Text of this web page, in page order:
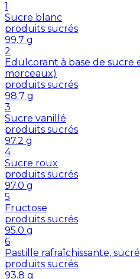
1
Sucre blanc
produits sucrés
99.7 g
2
Edulcorant à base de sucre
morceaux)
produits sucrés
98.7 g
3
Sucre vanillé
produits sucrés
97.2 g
4
Sucre roux
produits sucrés
97.0 g
5
Fructose
produits sucrés
95.0 g
6
Pastille rafraîchissante,
produits sucrés
93.8 g